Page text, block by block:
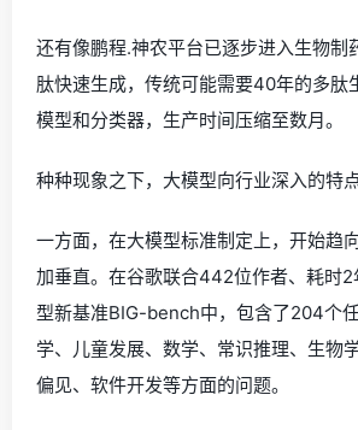
还有像鹏程.神农平台已逐步进入生物制
肽快速生成，传统可能需要40年的多肽
模型和分类器，生产时间压缩至数月。
种种现象之下，大模型向行业深入的特
一方面，在大模型标准制定上，开始趋
加垂直。在谷歌联合442位作者、耗时
型新基准BIG-bench中，包含了204个
学、儿童发展、数学、常识推理、生物
偏见、软件开发等方面的问题。